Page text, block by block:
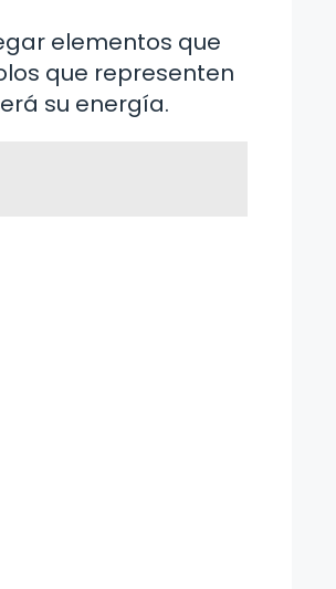
elementos que
que representen
su energía.